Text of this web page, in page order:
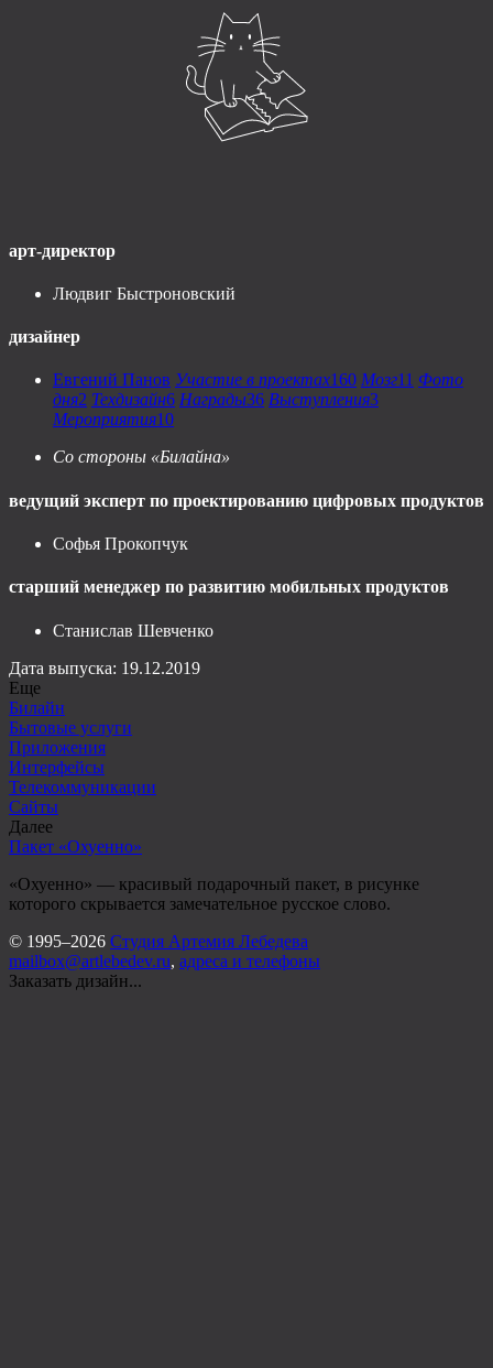
арт-директор
Людвиг Быстроновский
дизайнер
Евгений Панов Участие в проектах160 Мозг11 Фото
дня2 Техдизайн6 Награды36 Выступления3
Мероприятия10
Со стороны «Билайна»
ведущий эксперт по проектированию цифровых продуктов
Софья Прокопчук
старший менеджер по развитию мобильных продуктов
Станислав Шевченко
Дата выпуска: 19.12.2019
Еще
Билайн
Бытовые услуги
Приложения
Интерфейсы
Телекоммуникации
Сайты
Далее
Пакет «Охуенно»
«Охуенно» — красивый подарочный пакет, в рисунке
которого скрывается замечательное русское слово.
© 1995–2026 Студия Артемия Лебедева
mailbox@artlebedev.ru, адреса и телефоны
Заказать дизайн...